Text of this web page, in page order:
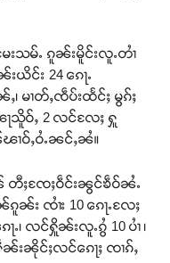
ႄးသမ်ႉ ၵူၼ်းမိူင်းလူႉတၢႆ
ယိင်း 24 ၵေႃႉ
မၢတ်ႇၸဵပ်းထႅင်ႈ မွၵ်ႈ
ႃသိူဝ်ႇ 2 လင်လႄႈ ႁူ
ၢဝ်ႇဝႆႉၼင်ႇၼႆ။
တီႈၸႄႈဝဵင်းၼွင်ၶဵဝ်ၼႆႉ
ၼ်း ၸၢႆး 10 ၵေႃႉလႄႈ
ႉ၊ လင်ႁိူၼ်းလူႉၵွႆ 10 ပၢႆ ၊
းၼိုင်ႈလင်ၵေႃႈ ၸၢၵ်ႇ